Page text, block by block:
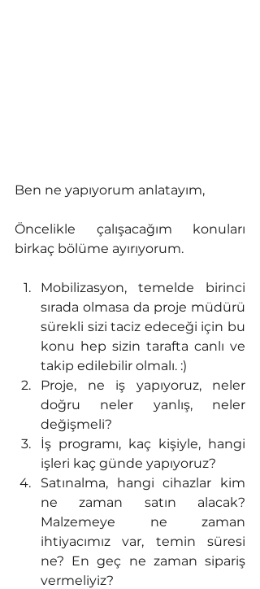
Ben ne yapıyorum anlatayım,
Öncelikle çalışacağım konuları
birkaç bölüme ayırıyorum.
Mobilizasyon, temelde birinci
sırada olmasa da proje müdürü
sürekli sizi taciz edeceği için bu
konu hep sizin tarafta canlı ve
takip edilebilir olmalı. :)
Proje, ne iş yapıyoruz, neler
doğru neler yanlış, neler
değişmeli?
İş programı, kaç kişiyle, hangi
işleri kaç günde yapıyoruz?
Satınalma, hangi cihazlar kim
ne zaman satın alacak?
Malzemeye ne zaman
ihtiyacımız var, temin süresi
ne? En geç ne zaman sipariş
vermeliyiz?